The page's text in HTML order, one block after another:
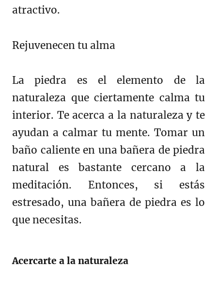
atractivo.
Rejuvenecen tu alma
La piedra es el elemento de la
naturaleza que ciertamente calma tu
interior. Te acerca a la naturaleza y te
ayudan a calmar tu mente. Tomar un
baño caliente en una bañera de piedra
natural es bastante cercano a la
meditación. Entonces, si estás
estresado, una bañera de piedra es lo
que necesitas.
Acercarte a la naturaleza